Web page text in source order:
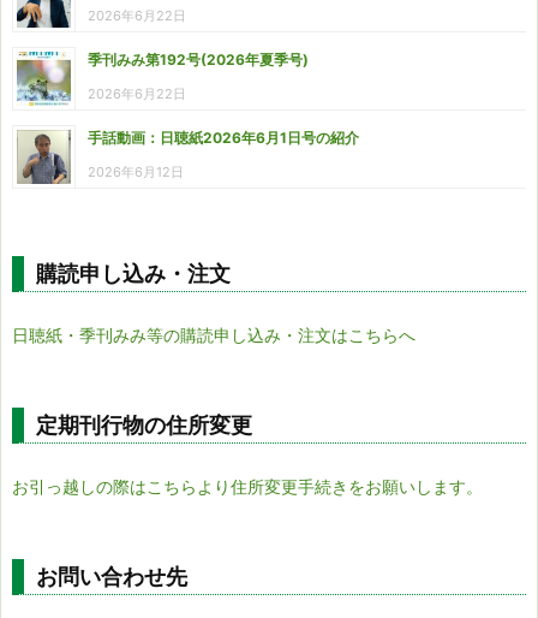
2026年6月22日
季刊みみ第192号(2026年夏季号)
2026年6月22日
手話動画：日聴紙2026年6月1日号の紹介
2026年6月12日
購読申し込み・注文
日聴紙・季刊みみ等の購読申し込み・注文はこちらへ
定期刊行物の住所変更
お引っ越しの際はこちらより住所変更手続きをお願いします。
お問い合わせ先